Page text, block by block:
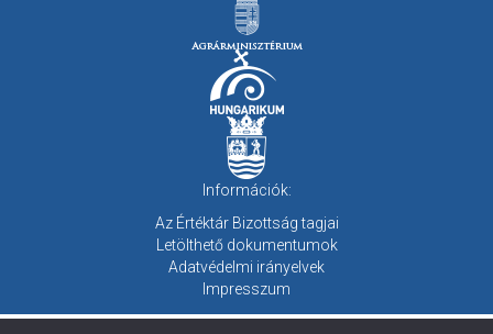
Információk:
Az Értéktár Bizottság tagjai
Letölthető dokumentumok
Adatvédelmi irányelvek
Impresszum